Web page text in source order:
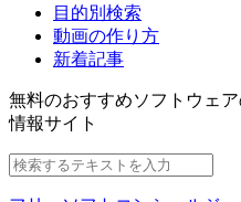
目的別検索
動画の作り方
新着記事
無料のおすすめソフトウェア
情報サイト